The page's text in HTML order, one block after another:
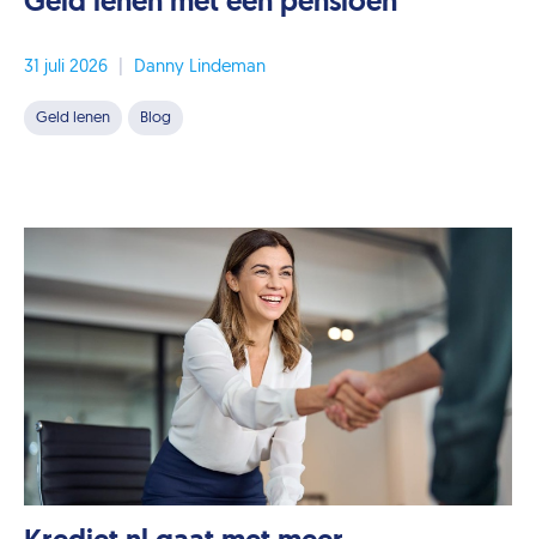
31 juli 2026 Danny Lindeman
Geld lenen Blog